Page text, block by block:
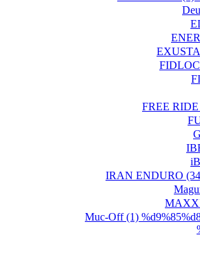
FREE RIDE
IRAN ENDURO
Muc-Off (1)